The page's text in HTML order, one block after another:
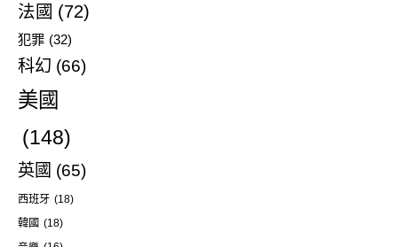
法國 (72)
犯罪 (32)
科幻 (66)
美國
(148)
英國 (65)
西班牙 (18)
韓國 (18)